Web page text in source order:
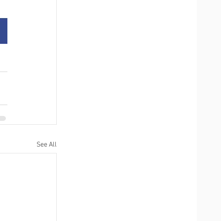
See All